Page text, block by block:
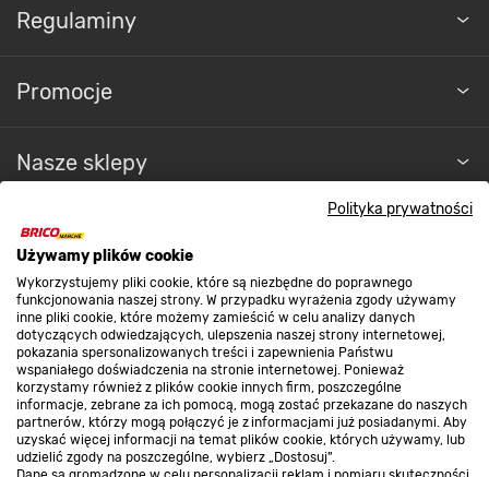
Polityka prywatności
Używamy plików cookie
Wykorzystujemy pliki cookie, które są niezbędne do poprawnego
funkcjonowania naszej strony. W przypadku wyrażenia zgody używamy
inne pliki cookie, które możemy zamieścić w celu analizy danych
dotyczących odwiedzających, ulepszenia naszej strony internetowej,
pokazania spersonalizowanych treści i zapewnienia Państwu
wspaniałego doświadczenia na stronie internetowej. Ponieważ
korzystamy również z plików cookie innych firm, poszczególne
informacje, zebrane za ich pomocą, mogą zostać przekazane do naszych
partnerów, którzy mogą połączyć je z informacjami już posiadanymi. Aby
uzyskać więcej informacji na temat plików cookie, których używamy, lub
udzielić zgody na poszczególne, wybierz „Dostosuj”.
Regulaminy
Promocje
Nasze sklepy
O nas
Kontakt do sklepu
Strefa biznesu
Dołącz do nas